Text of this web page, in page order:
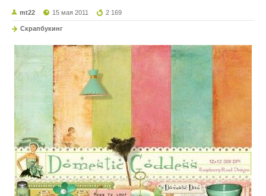
mt22 15 мая 2011 2 169
Скрапбукинг